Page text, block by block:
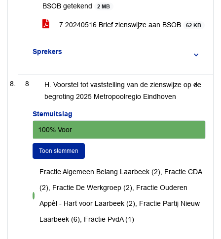
BSOB getekend
2 MB
7 20240516 Brief zienswijze aan BSOB 62 KB
Sprekers
8
H. Voorstel tot vaststelling van de zienswijze op de
begroting 2025 Metropoolregio Eindhoven
Stemuitslag
100% Voor
Toon stemmen
voor
Fractie Algemeen Belang Laarbeek (2), Fractie CDA
(2), Fractie De Werkgroep (2), Fractie Ouderen
Appèl - Hart voor Laarbeek (2), Fractie Partij Nieuw
Laarbeek (6), Fractie PvdA (1)